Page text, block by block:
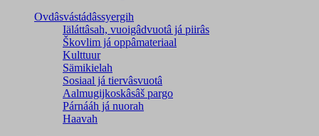
Ovdâsvástádâssyergih
Iäláttâsah, vuoigâdvuotâ já piirâs
Škovlim já oppâmateriaal
Kulttuur
Sämikielah
Sosiaal já tiervâsvuotâ
Aalmugijkoskâsâš pargo
Párnááh já nuorah
Haavah